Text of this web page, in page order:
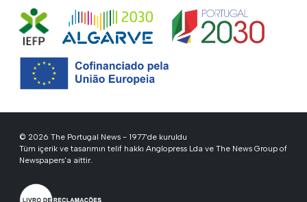
© 2026 The Portugal News - 1977'de kuruldu
Tüm içerik ve tasarımın telif hakkı Anglopress Lda ve The News Group of
Newspapers'a aittir.